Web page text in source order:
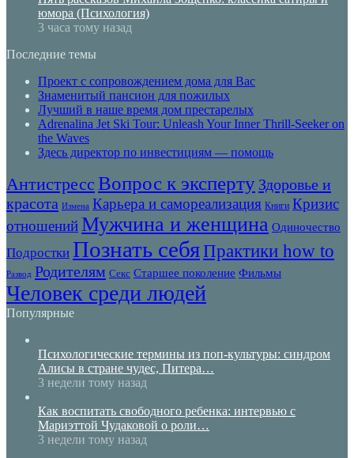
юмора (Психология)
3 часа тому назад
Последние темы
Проект с сопровождением дома для Вас
Знаменитый пансион для пожилых
Лучший в наше время дом престарелых
Adrenalina Jet Ski Tour: Unleash Your Inner Thrill-Seeker on
the Waves
Здесь директор по инвестициям — помощь
Антистресс Вопрос к эксперту Здоровье и
красота Измена Карьера и самореализация Книги Кризис
отношений Мужчина и женщина Одиночество
Подростки Познать себяПрактики how to
Развод Родителям Секс Старшее поколение Фильмы
Человек среди людей
Популярные
Психологические термины из поп-культуры: синдром
Алисы в стране чудес, Питера…
3 недели тому назад
Как воспитать свободного ребенка: интервью с
Мариэттой Чудаковой о роли…
3 недели тому назад